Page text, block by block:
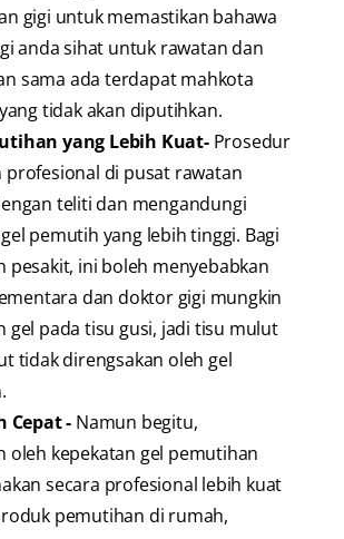
gigi untuk memastikan bahawa
anda sihat untuk rawatan dan
sama ada terdapat mahkota
tidak akan diputihkan.
yang Lebih Kuat- Prosedur
profesional di pusat rawatan
teliti dan mengandungi
pemutih yang lebih tinggi. Bagi
pesakit, ini boleh menyebabkan
dan doktor gigi mungkin
gel pada tisu gusi, jadi tisu mulut
tidak direngsakan oleh gel
Cepat - Namun begitu,
oleh kepekatan gel pemutihan
secara profesional lebih kuat
pemutihan di rumah,